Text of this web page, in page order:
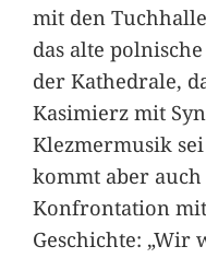
mit den
das alte
der Kathedrale,
Kasimierz mit
Klezmermusik
kommt aber
Konfrontation
Geschichte: „Wir